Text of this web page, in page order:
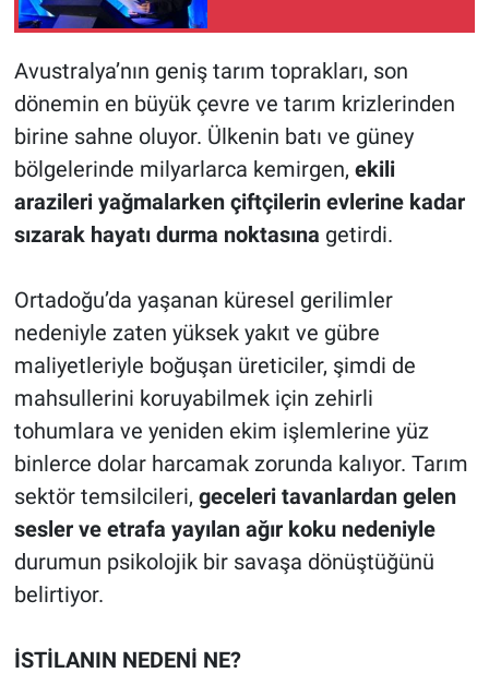
Avustralya’nın geniş tarım toprakları, son
dönemin en büyük çevre ve tarım krizlerinden
birine sahne oluyor. Ülkenin batı ve güney
bölgelerinde milyarlarca kemirgen, ekili
arazileri yağmalarken çiftçilerin evlerine kadar
sızarak hayatı durma noktasına getirdi.
Ortadoğu’da yaşanan küresel gerilimler
nedeniyle zaten yüksek yakıt ve gübre
maliyetleriyle boğuşan üreticiler, şimdi de
mahsullerini koruyabilmek için zehirli
tohumlara ve yeniden ekim işlemlerine yüz
binlerce dolar harcamak zorunda kalıyor. Tarım
sektör temsilcileri, geceleri tavanlardan gelen
sesler ve etrafa yayılan ağır koku nedeniyle
durumun psikolojik bir savaşa dönüştüğünü
belirtiyor.
İSTİLANIN NEDENİ NE?